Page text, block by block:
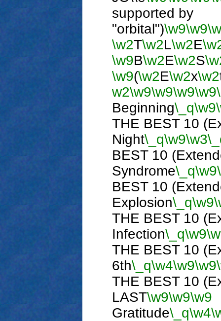
supported by
"orbital")\w9\w9
\w2T\w2L\w2E
\w9B\w2E\w2S
\w9(\w2E\w2x\w2
w2\w9\w9\w9\w9
Beginning\_q\w9
THE BEST 10
Night\_q\w9\w3
BEST 10
Syndrome\_q\w9
BEST 10
Explosion\_q\w9
THE BEST 10
Infection\_q\w9
THE BEST 10
6th\_q\w4\w9\w9
THE BEST 10
LAST\w9\w9\w9
Gratitude\_q\w4